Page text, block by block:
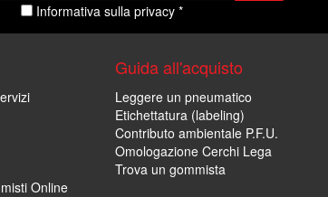
Informativa sulla privacy *
Online
Guida all'acquisto
Leggere un pneumatico
Etichettatura (labeling)
Contributo ambientale P.F.U.
Omologazione Cerchi Lega
Trova un gommista